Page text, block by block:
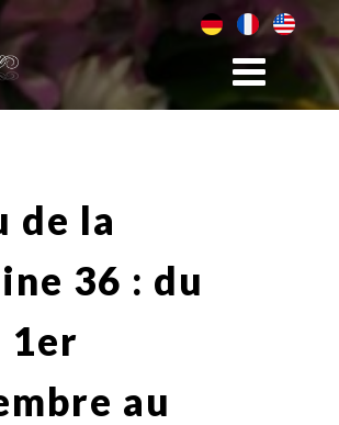
de la
36 : du
1er
au